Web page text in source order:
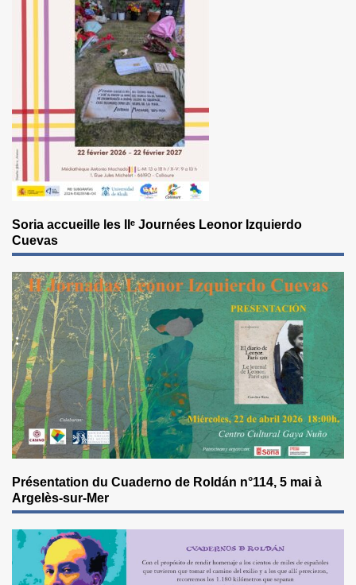
Soria accueille les IIᵉ Journées Leonor Izquierdo
Cuevas
Présentation du Cuaderno de Roldán n°114, 5 mai à
Argelès-sur-Mer